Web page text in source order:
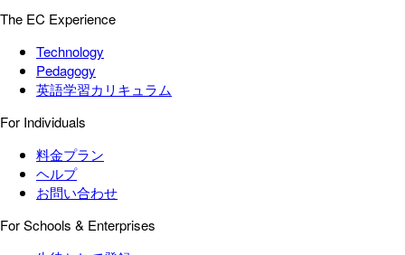
The EC Experience
Technology
Pedagogy
英語学習カリキュラム
For Individuals
料金プラン
ヘルプ
お問い合わせ
For Schools & Enterprises